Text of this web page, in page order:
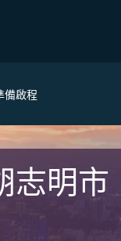
備啟程
明市